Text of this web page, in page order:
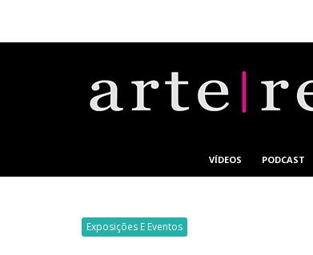
VÍDEOS PODCAST
Exposições E Eventos